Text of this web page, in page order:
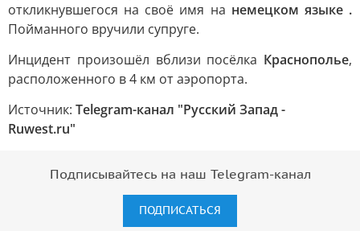
откликнувшегося на своё имя на немецком языке .
Пойманного вручили супруге.
Инцидент произошёл вблизи посёлка Краснополье,
расположенного в 4 км от аэропорта.
Источник: Telegram-канал "Русский Запад -
Ruwest.ru"
Подписывайтесь на наш Telegram-канал
ПОДПИСАТЬСЯ